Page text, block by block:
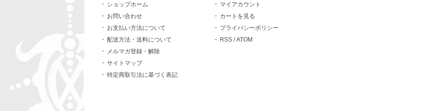
ショップホーム
お問い合わせ
お支払い方法について
配送方法・送料について
メルマガ登録・解除
サイトマップ
特定商取引法に基づく表記
マイアカウント
カートを見る
プライバシーポリシー
RSS /ATOM